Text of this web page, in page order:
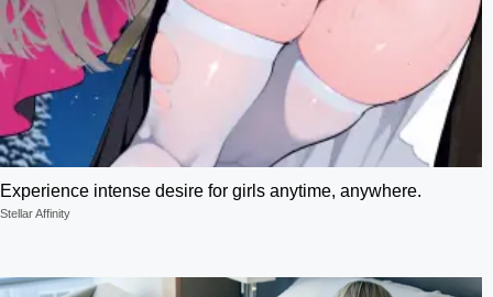
Experience intense desire for girls anytime, anywhere.
Stellar Affinity